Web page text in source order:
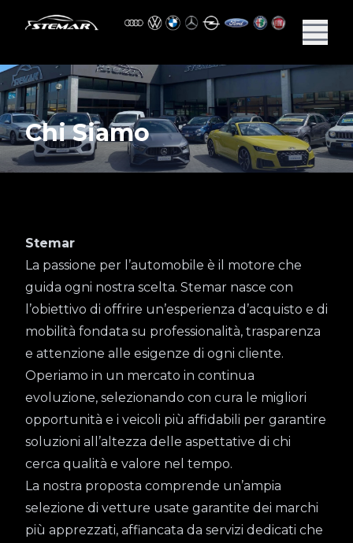
Chi Siamo
Stemar
La passione per l’automobile è il motore che
guida ogni nostra scelta. Stemar nasce con
l’obiettivo di offrire un’esperienza d’acquisto e di
mobilità fondata su professionalità, trasparenza
e attenzione alle esigenze di ogni cliente.
Operiamo in un mercato in continua
evoluzione, selezionando con cura le migliori
opportunità e i veicoli più affidabili per garantire
soluzioni all’altezza delle aspettative di chi
cerca qualità e valore nel tempo.
La nostra proposta comprende un’ampia
selezione di vetture usate garantite dei marchi
più apprezzati, affiancata da servizi dedicati che